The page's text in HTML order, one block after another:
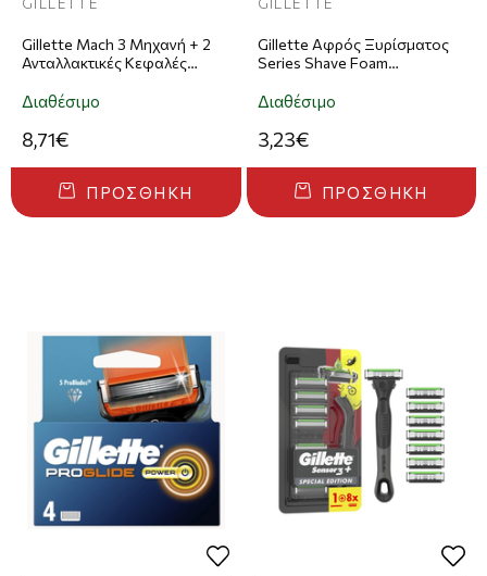
Gillette Mach 3 Μηχανή + 2
Ανταλλακτικές Κεφαλές
Διαθέσιμο
8,71€
ΠΡΟΣΘΉΚΗ
Gillette Αφρός Ξυρίσματος
Series Shave Foam
Διαθέσιμο
3,23€
ΠΡΟΣΘΉΚΗ